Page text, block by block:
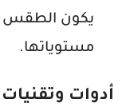
يكون الطقس
مستوياتها.
أدوات